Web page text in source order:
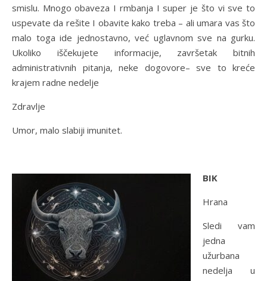
smislu. Mnogo obaveza I rmbanja I super je što vi sve to
uspevate da rešite I obavite kako treba – ali umara vas što
malo toga ide jednostavno, već uglavnom sve na gurku.
Ukoliko iščekujete informacije, završetak bitnih
administrativnih pitanja, neke dogovore– sve to kreće
krajem radne nedelje
Zdravlje
Umor, malo slabiji imunitet.
BIK
Hrana
Sledi vam
jedna
užurbana
nedelja u